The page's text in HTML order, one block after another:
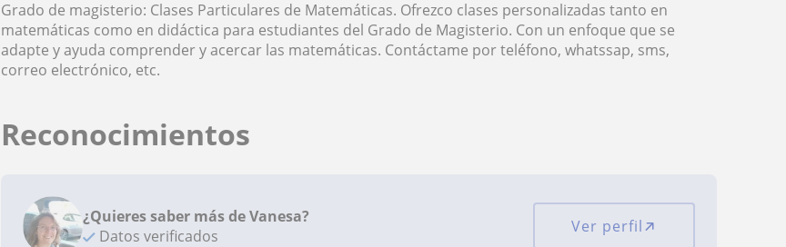
Grado de magisterio: Clases Particulares de Matemáticas. Ofrezco clases personalizadas tanto en
matemáticas como en didáctica para estudiantes del Grado de Magisterio. Con un enfoque que se
adapte y ayuda comprender y acercar las matemáticas. Contáctame por teléfono, whatssap, sms,
correo electrónico, etc.
Reconocimientos
¿Quieres saber más de Vanesa?
Datos verificados
Ver perfil